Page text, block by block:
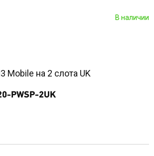
В наличии
Mobile на 2 слота UK
PWSP-2UK